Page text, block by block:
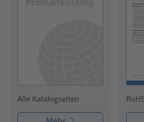
Alle Katalogseiten